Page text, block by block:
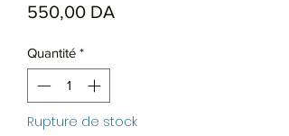
550,00 DA
Quantité *
Rupture de stock